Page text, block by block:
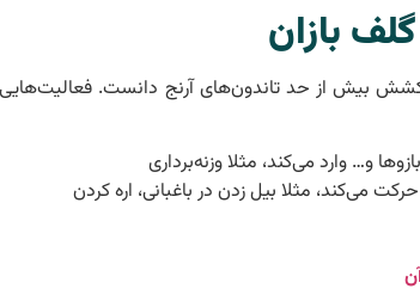
بازان
بیش از حد تاندون‌های آرنج دانست.
و… وارد می‌کند، مثلا وزنه‌برداری
می‌کند، مثلا بیل زدن در باغبانی، اره کردن